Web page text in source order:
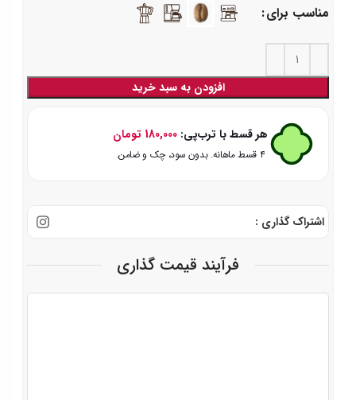
مناسب برای
افزودن به سبد خرید
هر قسط با ترب‌پی: 180,000 تومان
۴ قسط ماهانه. بدون سود، چک و ضامن.
اشتراک گذاری :
فرآیند قیمت گذاری